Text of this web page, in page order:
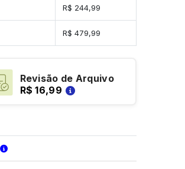
R$ 244,99
R$ 479,99
Revisão de Arquivo
R$ 16,99
Verifique as condições de entrega